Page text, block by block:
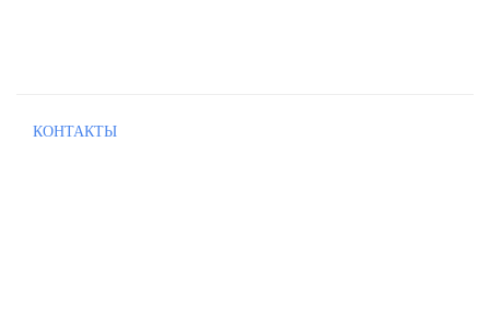
КОНТАКТЫ